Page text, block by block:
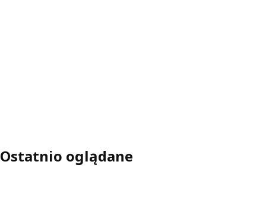
Ostatnio oglądane